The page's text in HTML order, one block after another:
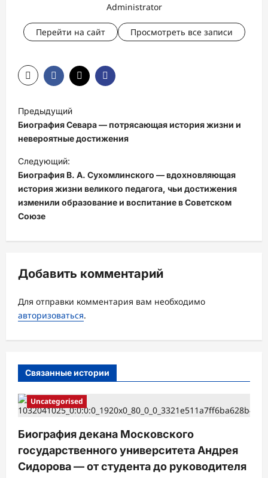
Administrator
Перейти на сайт Просмотреть все записи
а
в
и
г
а
ц
з
п
и
с
и
Предыдущий
Биография Севара — потрясающая история жизни и
невероятные достижения
Следующий:
Биография В. А. Сухомлинского — вдохновляющая
история жизни великого педагога, чьи достижения
изменили образование и воспитание в Советском
Союзе
Добавить комментарий
Для отправки комментария вам необходимо
авторизоваться.
Связанные истории
Uncategorised
Биография декана Московского
государственного университета Андрея
Сидорова — от студента до руководителя